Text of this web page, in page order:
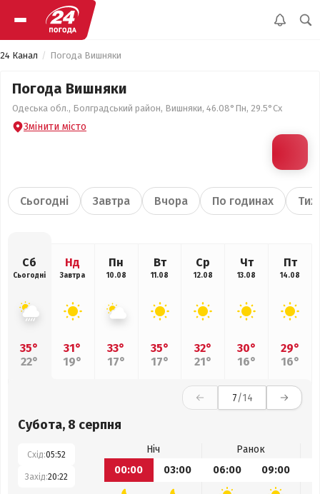
24 Канал Погода Вишняки
Погода Вишняки
Одеська обл., Болградський район, Вишняки, 46.08°Пн, 29.5°Сх
Змінити місто
Сьогодні Завтра Вчора По годинах
Сб
Сьогодні
35°
22°
Нд
Завтра
31°
19°
Пн
10.08
33°
17°
Вт
11.08
35°
17°
Ср
12.08
32°
21°
Чт
13.08
30°
16°
Пт
14.08
29°
16°
7/14
Субота, 8 серпня
Схід:05:52
Захід:20:22
Ніч
Ранок
00:00
03:00 06:00 09:00